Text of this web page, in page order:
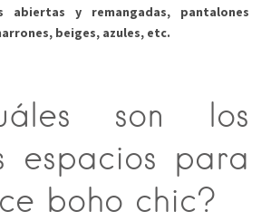
abiertas y remangadas, pantalones
beiges, azules, etc.
son los
espacios para
boho chic?